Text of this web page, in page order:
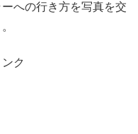
への行き方を写真を交
ク